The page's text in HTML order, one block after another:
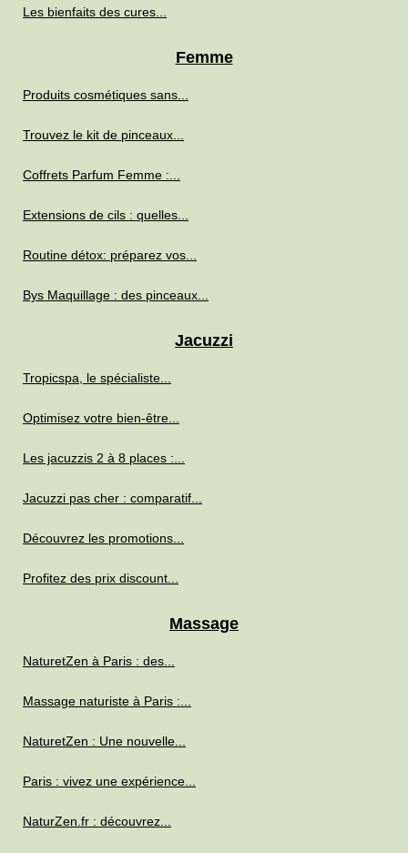
Les bienfaits des cures...
Femme
Produits cosmétiques sans...
Trouvez le kit de pinceaux...
Coffrets Parfum Femme :...
Extensions de cils : quelles...
Routine détox: préparez vos...
Bys Maquillage : des pinceaux...
Jacuzzi
Tropicspa, le spécialiste...
Optimisez votre bien-être...
Les jacuzzis 2 à 8 places :...
Jacuzzi pas cher : comparatif...
Découvrez les promotions...
Profitez des prix discount...
Massage
NaturetZen à Paris : des...
Massage naturiste à Paris :...
NaturetZen : Une nouvelle...
Paris : vivez une expérience...
NaturZen.fr : découvrez...